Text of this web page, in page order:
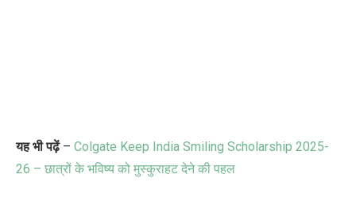
यह भी पढ़ें– Colgate Keep India Smiling Scholarship 2025-
26 – छात्रों के भविष्य को मुस्कुराहट देने की पहल